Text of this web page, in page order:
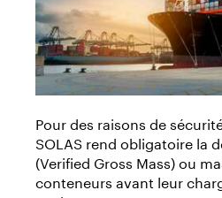
Pour des raisons de
SOLAS rend obligatoire la
(Verified Gross Mass) ou
conteneurs avant leur